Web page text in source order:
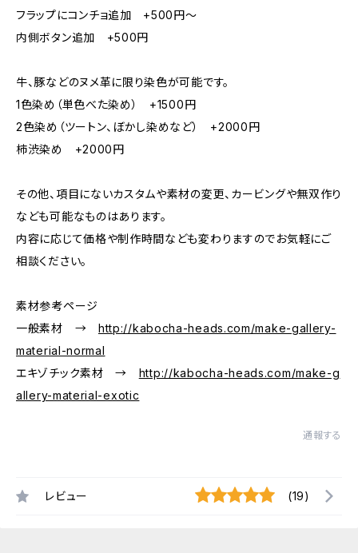
フラップにコンチョ追加 +500円～
内側ボタン追加 +500円
牛、豚などのヌメ革に限り染色が可能です。
1色染め（単色べた染め） +1500円
2色染め（ツートン、ぼかし染めなど） +2000円
柿渋染め +2000円
その他、項目にないカスタムや素材の変更、カービングや無双作り
なども可能なものはあります。
内容に応じて価格や制作時間なども変わりますのでお気軽にご
相談ください。
素材参考ページ
一般素材 → http://kabocha-heads.com/make-gallery-
material-normal
エキゾチック素材 → http://kabocha-heads.com/make-g
allery-material-exotic
通報する
レビュー (19)